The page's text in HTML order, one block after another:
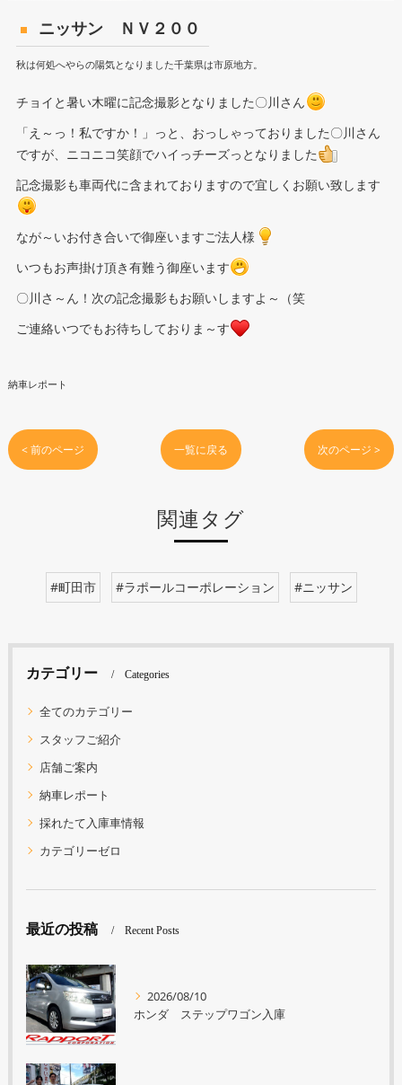
ニッサン ＮＶ２００
秋は何処へやらの陽気となりました千葉県は市原地方。
チョイと暑い木曜に記念撮影となりました〇川さん
「え～っ！私ですか！」っと、おっしゃっておりました〇川さん
ですが、ニコニコ笑顔でハイっチーズっとなりました
記念撮影も車両代に含まれておりますので宜しくお願い致します
なが～いお付き合いで御座いますご法人様
いつもお声掛け頂き有難う御座います
〇川さ～ん！次の記念撮影もお願いしますよ～（笑
ご連絡いつでもお待ちしておりま～す
納車レポート
< 前のページ 一覧に戻る 次のページ >
関連タグ
#町田市 #ラポールコーポレーション #ニッサン
カテゴリー Categories
全てのカテゴリー
スタッフご紹介
店舗ご案内
納車レポート
採れたて入庫車情報
カテゴリーゼロ
最近の投稿 Recent Posts
2026/08/10
ホンダ ステップワゴン入庫